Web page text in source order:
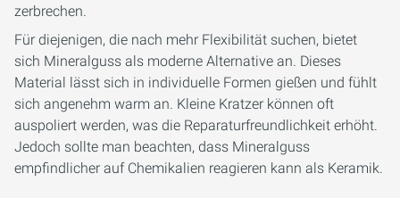
zerbrechen.
Für diejenigen, die nach mehr Flexibilität suchen, bietet
sich Mineralguss als moderne Alternative an. Dieses
Material lässt sich in individuelle Formen gießen und fühlt
sich angenehm warm an. Kleine Kratzer können oft
auspoliert werden, was die Reparaturfreundlichkeit erhöht.
Jedoch sollte man beachten, dass Mineralguss
empfindlicher auf Chemikalien reagieren kann als Keramik.